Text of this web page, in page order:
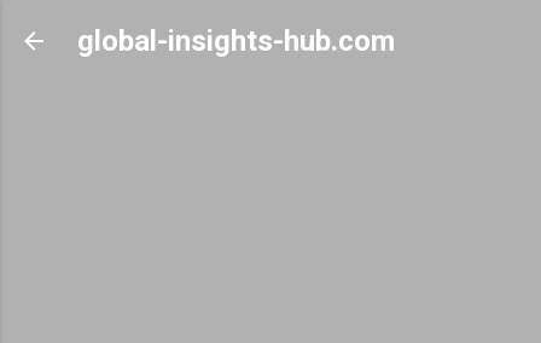
Skip to main content
global-insights-hub.com